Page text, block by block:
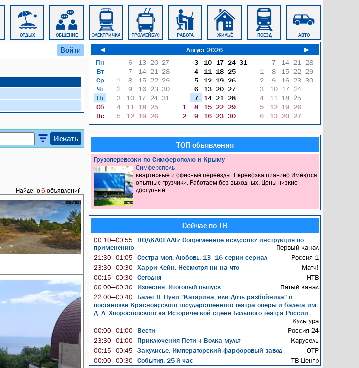
ОТДЫХ ОБЩЕНИЕ ЭЛЕКТРИЧКА ТРОЛЛЕЙБУС РАБОТА ЖИЛЬЁ ПОЕЗД АВТО
Войти
Искать
Найдено 6 объявлений
◄ Август 2026
►
Пн
Вт
Ср
Чт
Пт
Сб
Вс
6 13 20 27
7
14 21
28
1
8 15 22 29
2
9 16 23 30
3
10 17 24 31
4
11 18 25
5
12 19 26
3 10 17 24 31
4
11 18 25
5
12 19 26
6
13 20 27
7
14 21
28
1
8 15 22 29
2
9 16 23 30
7 14 21
28
1
8 15 22 29
2
9 16 23 30
3
10 17
24
4
11 18 25
5
12 19 26
6
13 20 27
ТОП-объявления
Грузоперевозки по Симферополю и Крыму
Симферополь
квартирные и офисные переезды. Перевозка пианино Имеются
опытные грузчики. Работаем без выходных. Цены низкие
доступные...
Сейчас по ТВ
00:10—00:55
ПОДКАСТ.ЛАБ: Современное искусство: инструкция по
применению
Первый канал
21:30—01:05 Сестра моя, Любовь: 13–16 серии сериал Россия 1
23:30—00:30 Харри Кейн. Несмотря ни на что Матч!
00:15—00:30 Сегодня НТВ
00:00—00:30 Известия. Итоговый выпуск Пятый канал
22:00—00:40
Балет Ц. Пуни "Катарина, или Дочь разбойника" в
постановке Красноярского государственного театра оперы и балета им.
Д. А. Хворостовского на Исторической сцене Большого театра России
Культура
00:00—01:00 Вести Россия 24
23:30—01:00 Приключения Пети и Волка мульт Карусель
00:15—00:45 Закулисье: Императорский фарфоровый завод ОТР
00:00—00:30 События. 25-й час ТВ Центр